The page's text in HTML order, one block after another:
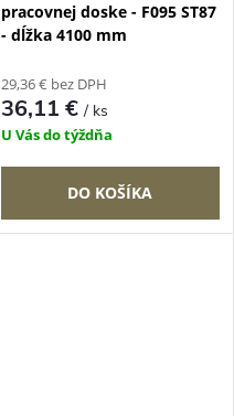
pracovnej doske - F095 ST87
- dĺžka 4100 mm
29,36 € bez DPH
36,11 €/ ks
U Vás do týždňa
DO KOŠÍKA